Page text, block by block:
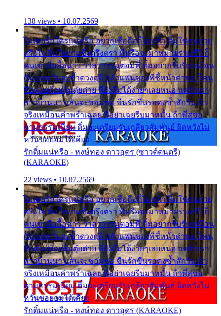
138 views • 10.07.2569
ไม่เคยรักใครแน่หรือ อยากเชื่อถือก็ไม่กล้า ติ๋มใช่คนสวย
ตรึงใจ ติ๋มใช่งามซึ้งตรึงตรา พี่หรือจะมาหมายร่วมชีวี ก็
คนเขาลืออื้อฉาว ว่าสาวๆรุมตอมพี่ ติ๋มอยากรับรักเหมือน
กัน แต่หวั่นจะช้ำดวงฤดี กลัวแฟนของพี่ชี้หน้าด่าทอ ก็คน
ชื่อต๋อยต้อยตุ้มตุ๋ยต่าย พี่ยังลืมได้ง่ายๆเลยหนอ แค่ตัวเรา
สาวบ้านนา แสนจะซอมซ่อ ขืนรักขืนรอคงช้ำสักวัน ถ้า
จริงเหมือนคำพร่ำเฉลย พี่อย่าเฉยรีบมาหมั้น ถ้าพี่สู่ขอ
ตามธรรมเนียม ติ๋มจะเตรียมรับเกลียวสัมพันธ์ ผิดหวังไม่
หวั่นขอยอมได้เคียง
รักติ๋มแน่หรือ - หงษ์ทอง ดาวอุดร (ซาวด์ดนตรี)
(KARAOKE)
22 views • 10.07.2569
ไม่เคยรักใครแน่หรือ อยากเชื่อถือก็ไม่กล้า ติ๋มใช่คนสวย
ตรึงใจ ติ๋มใช่งามซึ้งตรึงตรา พี่หรือจะมาหมายร่วมชีวี ก็
คนเขาลืออื้อฉาว ว่าสาวๆรุมตอมพี่ ติ๋มอยากรับรักเหมือน
กัน แต่หวั่นจะช้ำดวงฤดี กลัวแฟนของพี่ชี้หน้าด่าทอ ก็คน
ชื่อต๋อยต้อยตุ้มตุ๋ยต่าย พี่ยังลืมได้ง่ายๆเลยหนอ แค่ตัวเรา
สาวบ้านนา แสนจะซอมซ่อ ขืนรักขืนรอคงช้ำสักวัน ถ้า
จริงเหมือนคำพร่ำเฉลย พี่อย่าเฉยรีบมาหมั้น ถ้าพี่สู่ขอ
ตามธรรมเนียม ติ๋มจะเตรียมรับเกลียวสัมพันธ์ ผิดหวังไม่
หวั่นขอยอมได้เคียง
รักติ๋มแน่หรือ - หงษ์ทอง ดาวอุดร (KARAOKE)